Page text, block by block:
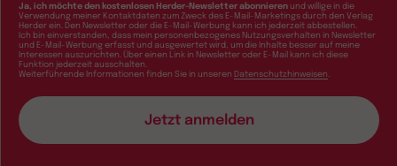
Ja, ich möchte den kostenlosen Herder-Newsletter abonnieren und willige in die
Verwendung meiner Kontaktdaten zum Zweck des E-Mail-Marketings durch den Verlag
Herder ein. Den Newsletter oder die E-Mail-Werbung kann ich jederzeit abbestellen.
Ich bin einverstanden, dass mein personenbezogenes Nutzungsverhalten in Newsletter
und E-Mail-Werbung erfasst und ausgewertet wird, um die Inhalte besser auf meine
Interessen auszurichten. Über einen Link in Newsletter oder E-Mail kann ich diese
Funktion jederzeit ausschalten.
Weiterführende Informationen finden Sie in unseren Datenschutzhinweisen